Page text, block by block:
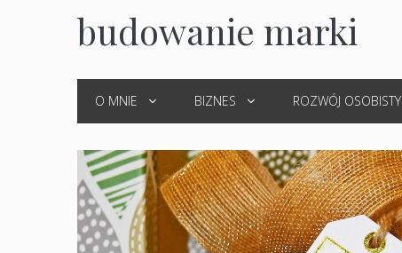
budowanie marki
O MNIE BIZNES ROZWÓJ OSOBISTY